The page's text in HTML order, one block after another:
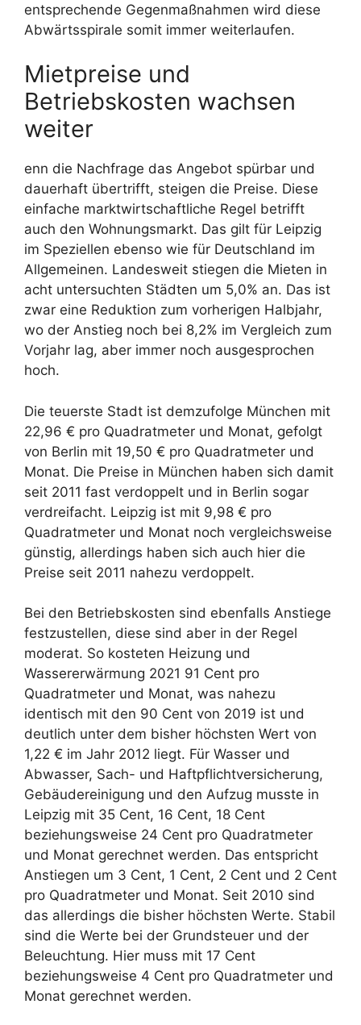
entsprechende Gegenmaßnahmen wird diese
Abwärtsspirale somit immer weiterlaufen.
Mietpreise und
Betriebskosten wachsen
weiter
enn die Nachfrage das Angebot spürbar und
dauerhaft übertrifft, steigen die Preise. Diese
einfache marktwirtschaftliche Regel betrifft
auch den Wohnungsmarkt. Das gilt für Leipzig
im Speziellen ebenso wie für Deutschland im
Allgemeinen. Landesweit stiegen die Mieten in
acht untersuchten Städten um 5,0% an. Das ist
zwar eine Reduktion zum vorherigen Halbjahr,
wo der Anstieg noch bei 8,2% im Vergleich zum
Vorjahr lag, aber immer noch ausgesprochen
hoch.
Die teuerste Stadt ist demzufolge München mit
22,96 € pro Quadratmeter und Monat, gefolgt
von Berlin mit 19,50 € pro Quadratmeter und
Monat. Die Preise in München haben sich damit
seit 2011 fast verdoppelt und in Berlin sogar
verdreifacht. Leipzig ist mit 9,98 € pro
Quadratmeter und Monat noch vergleichsweise
günstig, allerdings haben sich auch hier die
Preise seit 2011 nahezu verdoppelt.
Bei den Betriebskosten sind ebenfalls Anstiege
festzustellen, diese sind aber in der Regel
moderat. So kosteten Heizung und
Wassererwärmung 2021 91 Cent pro
Quadratmeter und Monat, was nahezu
identisch mit den 90 Cent von 2019 ist und
deutlich unter dem bisher höchsten Wert von
1,22 € im Jahr 2012 liegt. Für Wasser und
Abwasser, Sach- und Haftpflichtversicherung,
Gebäudereinigung und den Aufzug musste in
Leipzig mit 35 Cent, 16 Cent, 18 Cent
beziehungsweise 24 Cent pro Quadratmeter
und Monat gerechnet werden. Das entspricht
Anstiegen um 3 Cent, 1 Cent, 2 Cent und 2 Cent
pro Quadratmeter und Monat. Seit 2010 sind
das allerdings die bisher höchsten Werte. Stabil
sind die Werte bei der Grundsteuer und der
Beleuchtung. Hier muss mit 17 Cent
beziehungsweise 4 Cent pro Quadratmeter und
Monat gerechnet werden.